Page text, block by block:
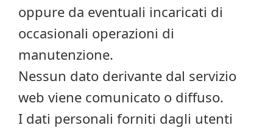
oppure da eventuali incaricati di
occasionali operazioni di
manutenzione.
Nessun dato derivante dal servizio
web viene comunicato o diffuso.
I dati personali forniti dagli utenti